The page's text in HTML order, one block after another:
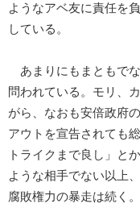
ようなアベ友に責任を
している。
あまりにもまともで
問われている。モリ、
がら、なおも安倍政府
アウトを宣告されても
トライクまで良し」と
ような相手でない以上
腐敗権力の暴走は続く。